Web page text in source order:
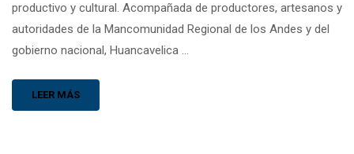
productivo y cultural. Acompañada de productores, artesanos y
autoridades de la Mancomunidad Regional de los Andes y del
gobierno nacional, Huancavelica …
LEER MÁS